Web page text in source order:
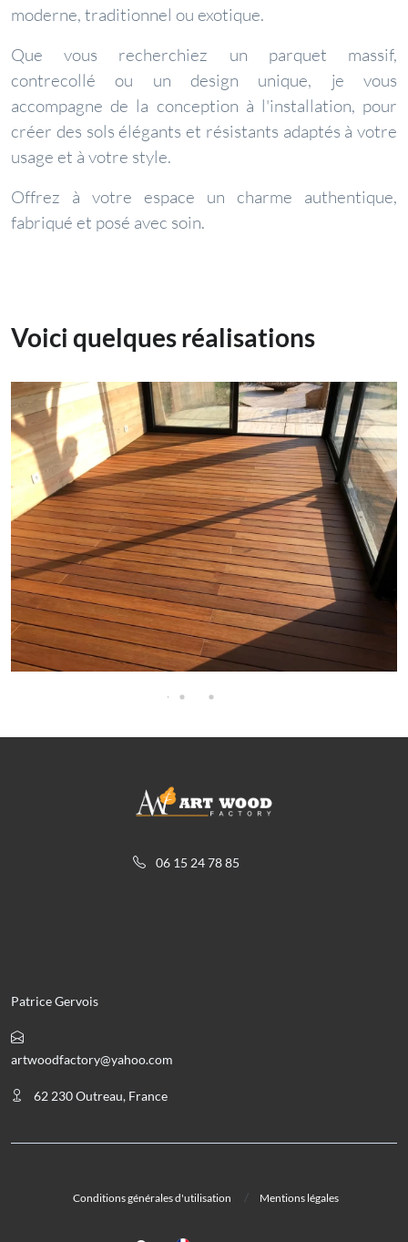
moderne, traditionnel ou exotique.
Que vous recherchiez un parquet massif,
contrecollé ou un design unique, je vous
accompagne de la conception à l'installation, pour
créer des sols élégants et résistants adaptés à votre
usage et à votre style.
Offrez à votre espace un charme authentique,
fabriqué et posé avec soin.
Voici quelques réalisations
06 15 24 78 85
Patrice Gervois
artwoodfactory@yahoo.com
62 230 Outreau, France
Conditions générales d'utilisation Mentions légales